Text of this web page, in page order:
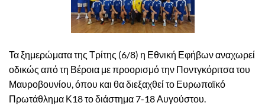
Τα ξημερώματα της Τρίτης (6/8) η Εθνική Εφήβων αναχωρεί
οδικώς από τη Βέροια με προορισμό την Ποντγκόριτσα του
Μαυροβουνίου, όπου και θα διεξαχθεί το Ευρωπαϊκό
Πρωτάθλημα Κ18 το διάστημα 7-18 Αυγούστου.